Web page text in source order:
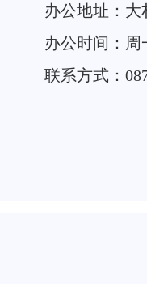
办公地址：大
办公时间：周
联系方式：